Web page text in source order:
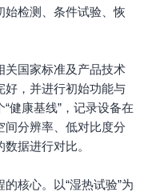
始检测、条件试验、恢
关国家标准及产品技术
好，并进行初始功能与
健康基线”，记录设备在
间分辨率、低对比度分
据进行对比。
核心。以“湿热试验”为